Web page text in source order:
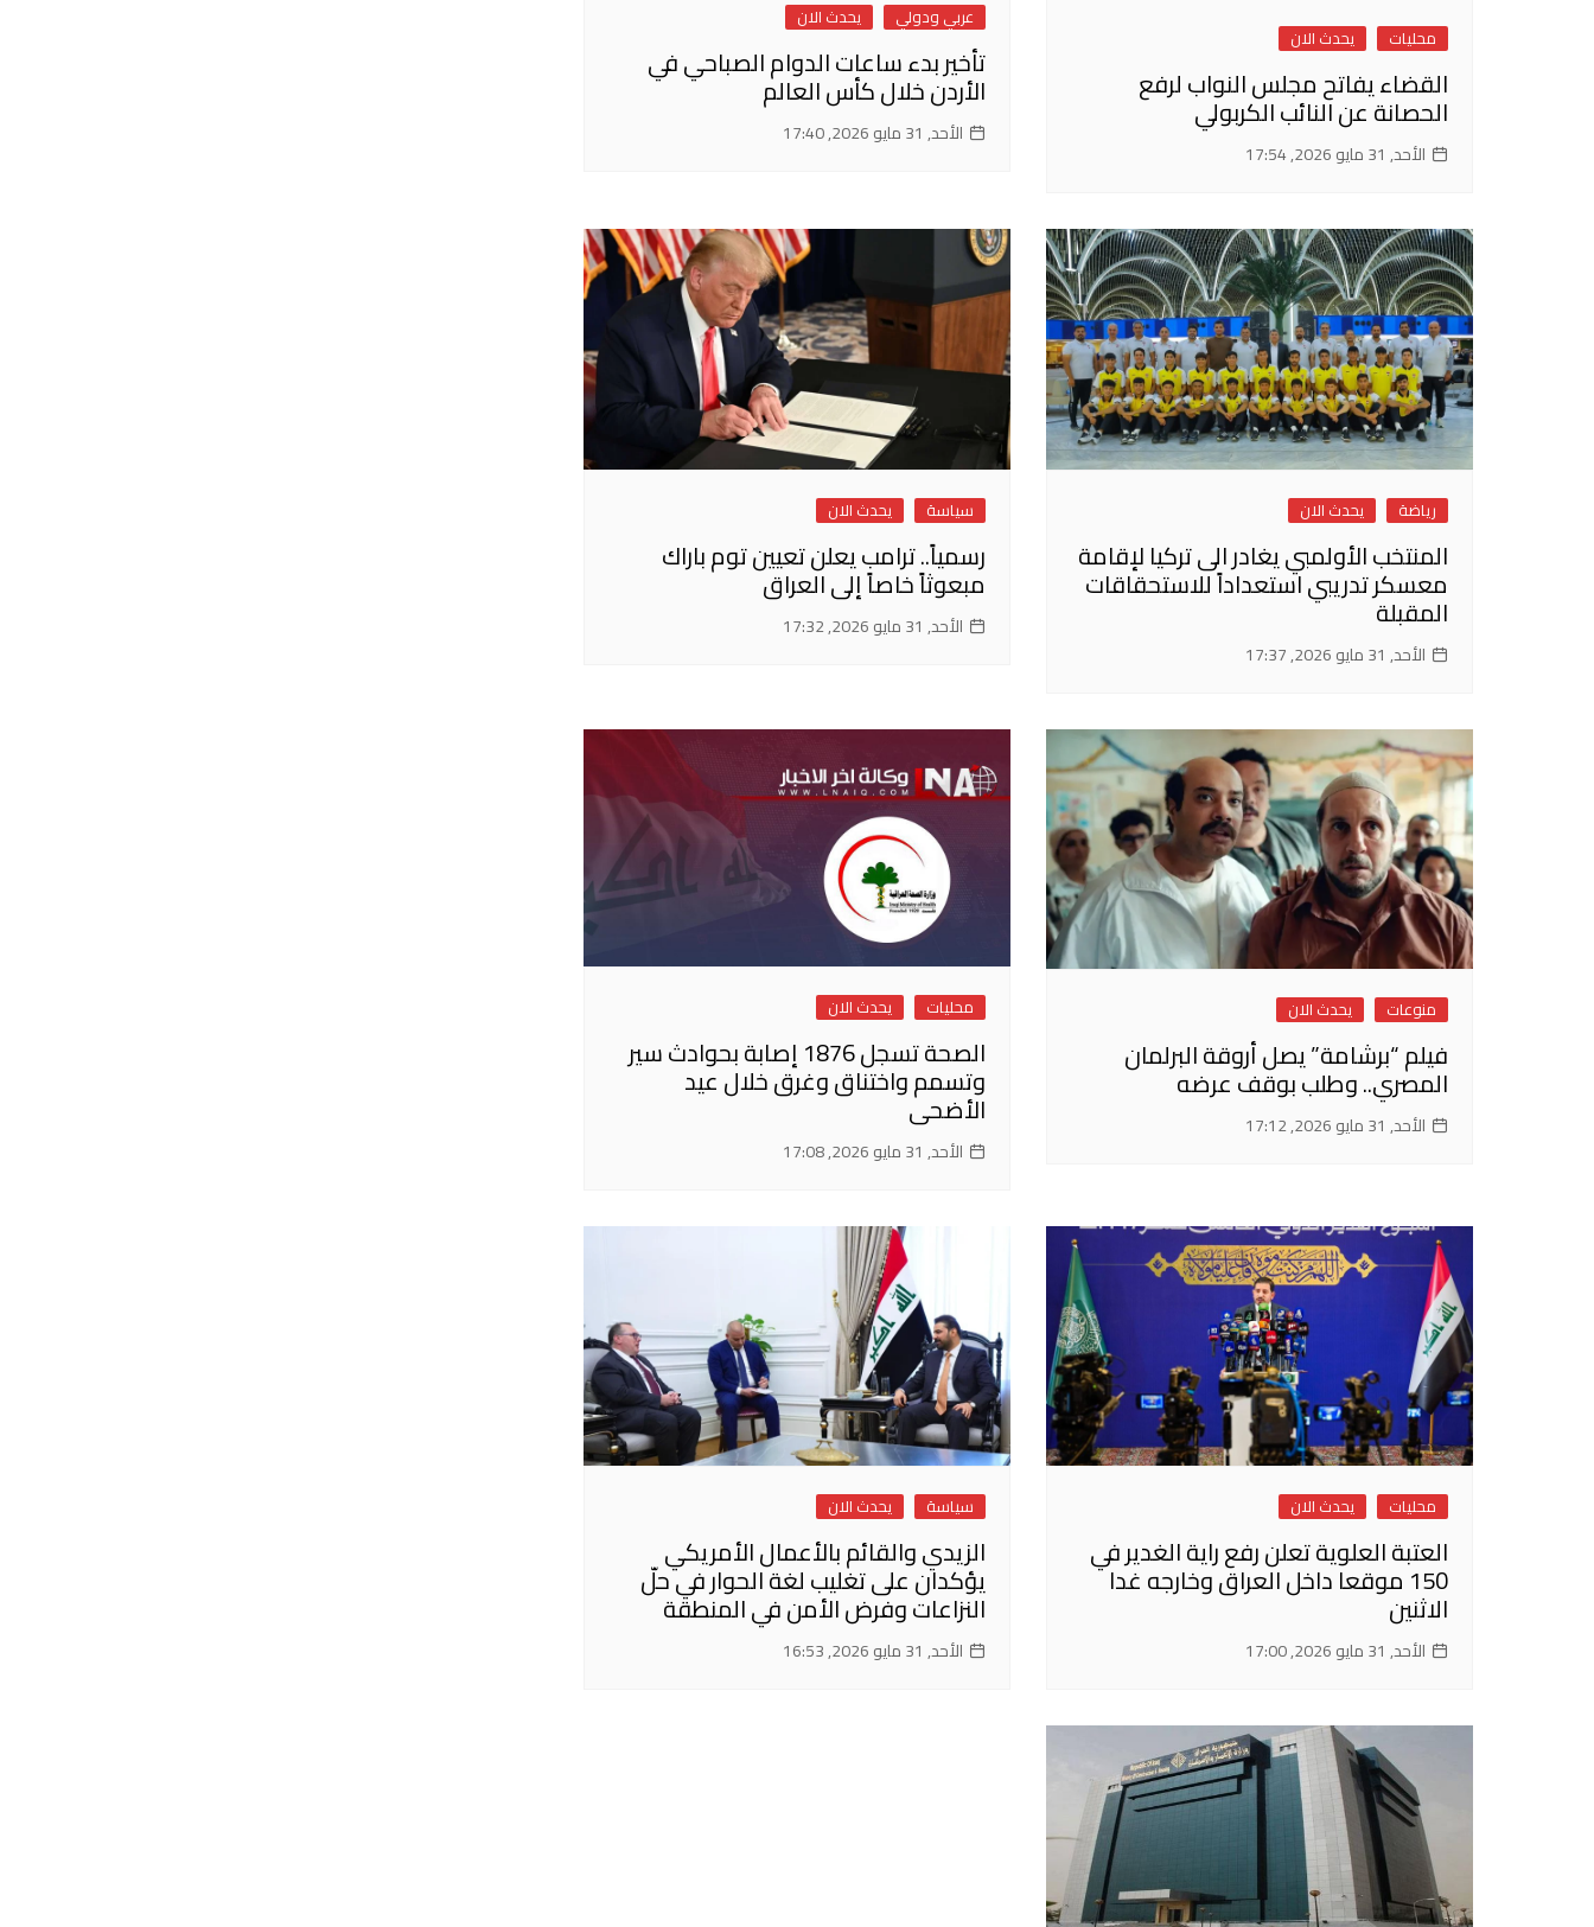
محليات يحدث الان
القضاء يفاتح مجلس النواب لرفع
الحصانة عن النائب الكربولي
الأحد, 31 مايو 2026, 17:54
عربي ودولي يحدث الان
تأخير بدء ساعات الدوام الصباحي في
الأردن خلال كأس العالم
الأحد, 31 مايو 2026, 17:40
رياضة يحدث الان
المنتخب الأولمبي يغادر الى تركيا لإقامة
معسكر تدريبي استعداداً للاستحقاقات
المقبلة
الأحد, 31 مايو 2026, 17:37
سياسة يحدث الان
رسمياً.. ترامب يعلن تعيين توم باراك
مبعوثاً خاصاً إلى العراق
الأحد, 31 مايو 2026, 17:32
منوعات يحدث الان
فيلم “برشامة” يصل أروقة البرلمان
المصري.. وطلب بوقف عرضه
الأحد, 31 مايو 2026, 17:12
محليات يحدث الان
الصحة تسجل 1876 إصابة بحوادث سير
وتسمم واختناق وغرق خلال عيد
الأضحى
الأحد, 31 مايو 2026, 17:08
محليات يحدث الان
العتبة العلوية تعلن رفع راية الغدير في
150 موقعا داخل العراق وخارجه غدا
الاثنين
الأحد, 31 مايو 2026, 17:00
سياسة يحدث الان
الزيدي والقائم بالأعمال الأمريكي
يؤكدان على تغليب لغة الحوار في حلّ
النزاعات وفرض الأمن في المنطقة
الأحد, 31 مايو 2026, 16:53